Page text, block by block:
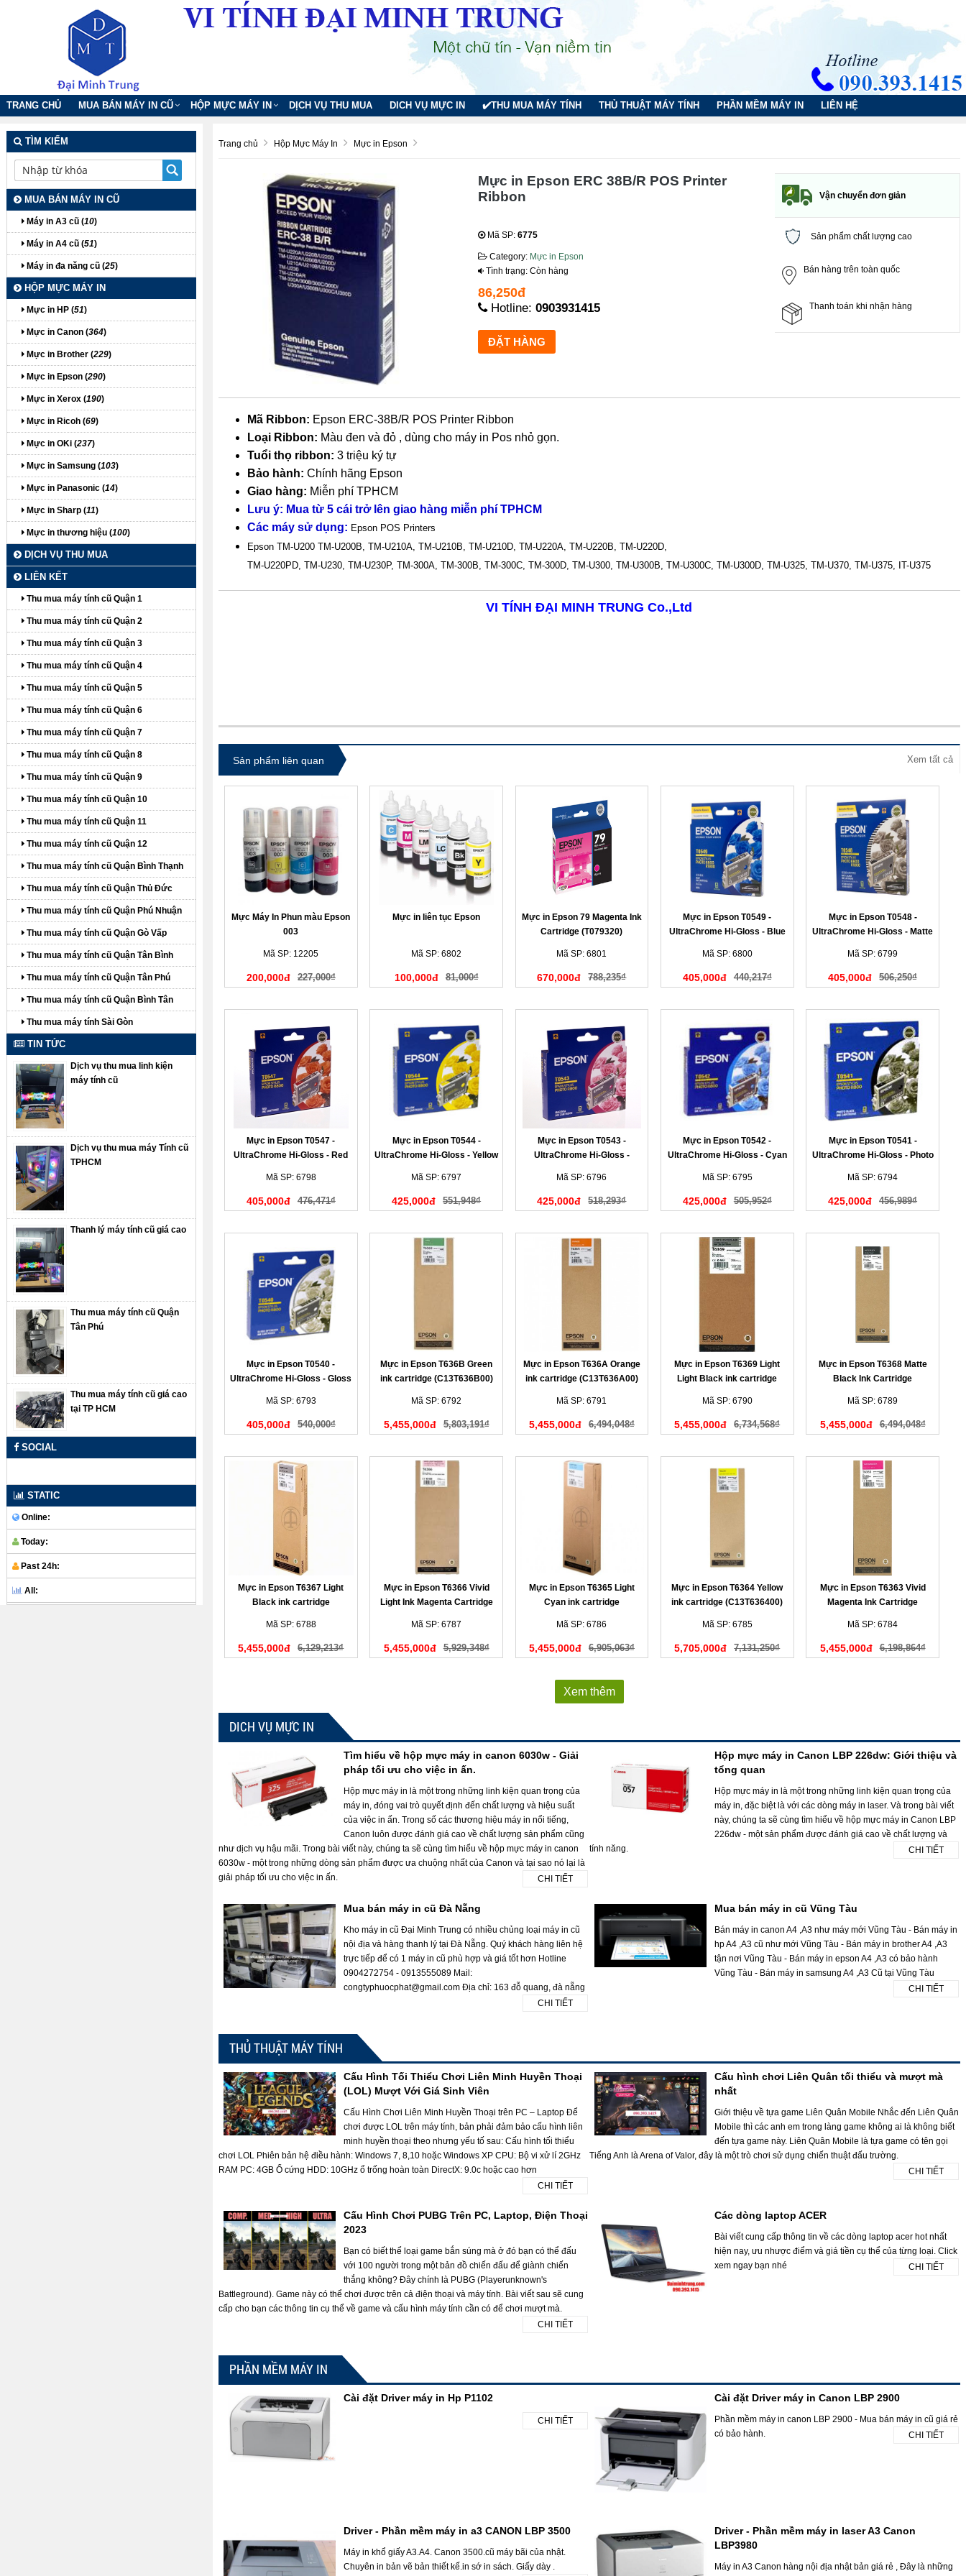
TRANG CHỦ MUA BÁN MÁY IN CŨ HỘP MỰC MÁY IN DỊCH VỤ THU MUA DICH VỤ MỰC IN ✔️THU MUA MÁY TÍNH THỦ THUẬT MÁY TÍNH PHẦN MỀM MÁY IN LIÊN HỆ
Trang chủ Hộp Mực Máy In Mực in Epson
Mực in Epson ERC 38B/R POS Printer
Ribbon
Mã SP: 6775
Category: Mực in Epson
Tình trạng: Còn hàng
86,250đ
Hotline: 0903931415
Vận chuyển đơn giản
Sản phẩm chất lượng cao
Bán hàng trên toàn quốc
Thanh toán khi nhận hàng
Mã Ribbon: Epson ERC-38B/R POS Printer Ribbon
Loại Ribbon: Màu đen và đỏ , dùng cho máy in Pos nhỏ gọn.
Tuổi thọ ribbon: 3 triệu ký tự
Bảo hành: Chính hãng Epson
Giao hàng: Miễn phí TPHCM
Lưu ý: Mua từ 5 cái trở lên giao hàng miễn phí TPHCM
Các máy sử dụng: Epson POS Printers
Epson TM-U200 TM-U200B, TM-U210A, TM-U210B, TM-U210D, TM-U220A, TM-U220B, TM-U220D,
TM-U220PD, TM-U230, TM-U230P, TM-300A, TM-300B, TM-300C, TM-300D, TM-U300, TM-U300B, TM-U300C, TM-U300D, TM-U325, TM-U370, TM-U375, IT-U375
VI TÍNH ĐẠI MINH TRUNG Co.,Ltd
Sản phẩm liên quan Xem tất cả
Mực Máy In Phun màu Epson
003
Mã SP: 12205
200,000đ 227,000₫
Mực in liên tục Epson
Mã SP: 6802
100,000đ 81,000₫
Mực in Epson 79 Magenta Ink
Cartridge (T079320)
Mã SP: 6801
670,000đ 788,235₫
Mực in Epson T0549 -
UltraChrome Hi-Gloss - Blue
Mã SP: 6800
405,000đ 440,217₫
Mực in Epson T0548 -
UltraChrome Hi-Gloss - Matte
Mã SP: 6799
405,000đ 506,250₫
Mực in Epson T0547 -
UltraChrome Hi-Gloss - Red
Mã SP: 6798
405,000đ 476,471₫
Mực in Epson T0544 -
UltraChrome Hi-Gloss - Yellow
Mã SP: 6797
425,000đ 551,948₫
Mực in Epson T0543 -
UltraChrome Hi-Gloss -
Mã SP: 6796
425,000đ 518,293₫
Mực in Epson T0542 -
UltraChrome Hi-Gloss - Cyan
Mã SP: 6795
425,000đ 505,952₫
Mực in Epson T0541 -
UltraChrome Hi-Gloss - Photo
Mã SP: 6794
425,000đ 456,989₫
Mực in Epson T0540 -
UltraChrome Hi-Gloss - Gloss
Mã SP: 6793
405,000đ 540,000₫
Mực in Epson T636B Green
ink cartridge (C13T636B00)
Mã SP: 6792
5,455,000đ 5,803,191₫
Mực in Epson T636A Orange
ink cartridge (C13T636A00)
Mã SP: 6791
5,455,000đ 6,494,048₫
Mực in Epson T6369 Light
Light Black ink cartridge
Mã SP: 6790
5,455,000đ 6,734,568₫
Mực in Epson T6368 Matte
Black Ink Cartridge
Mã SP: 6789
5,455,000đ 6,494,048₫
Mực in Epson T6367 Light
Black ink cartridge
Mã SP: 6788
5,455,000đ 6,129,213₫
Mực in Epson T6366 Vivid
Light Ink Magenta Cartridge
Mã SP: 6787
5,455,000đ 5,929,348₫
Mực in Epson T6365 Light
Cyan ink cartridge
Mã SP: 6786
5,455,000đ 6,905,063₫
Mực in Epson T6364 Yellow
ink cartridge (C13T636400)
Mã SP: 6785
5,705,000đ 7,131,250₫
Mực in Epson T6363 Vivid
Magenta Ink Cartridge
Mã SP: 6784
5,455,000đ 6,198,864₫
Xem thêm
DICH VỤ MỰC IN
Tìm hiểu về hộp mực máy in canon 6030w - Giải
pháp tối ưu cho việc in ấn.
Hộp mực máy in là một trong những linh kiện quan trọng của
máy in, đóng vai trò quyết định đến chất lượng và hiệu suất
của việc in ấn. Trong số các thương hiệu máy in nổi tiếng,
Canon luôn được đánh giá cao về chất lượng sản phẩm cũng
như dịch vụ hậu mãi. Trong bài viết này, chúng ta sẽ cùng tìm hiểu về hộp mực máy in canon
6030w - một trong những dòng sản phẩm được ưa chuộng nhất của Canon và tại sao nó lại là
giải pháp tối ưu cho việc in ấn.
CHI TIẾT
Hộp mực máy in Canon LBP 226dw: Giới thiệu và
tổng quan
Hộp mực máy in là một trong những linh kiện quan trọng của
máy in, đặc biệt là với các dòng máy in laser. Và trong bài viết
này, chúng ta sẽ cùng tìm hiểu về hộp mực máy in Canon LBP
226dw - một sản phẩm được đánh giá cao về chất lượng và
tính năng.
CHI TIẾT
Mua bán máy in cũ Đà Nẵng
Kho máy in cũ Đại Minh Trung có nhiều chủng loại máy in cũ
nội địa và hàng thanh lý tại Đà Nẵng. Quý khách hàng liên hệ
trực tiếp để có 1 máy in cũ phù hợp và giá tốt hơn Hotline
0904272754 - 0913555089 Mail:
congtyphuocphat@gmail.com Địa chỉ: 163 đỗ quang, đà nẵng
CHI TIẾT
Mua bán máy in cũ Vũng Tàu
Bán máy in canon A4 ,A3 như máy mới Vũng Tàu - Bán máy in
hp A4 ,A3 cũ như mới Vũng Tàu - Bán máy in brother A4 ,A3
tận nơi Vũng Tàu - Bán máy in epson A4 ,A3 có bảo hành
Vũng Tàu - Bán máy in samsung A4 ,A3 Cũ tại Vũng Tàu
CHI TIẾT
THỦ THUẬT MÁY TÍNH
Cấu Hình Tối Thiểu Chơi Liên Minh Huyền Thoại
(LOL) Mượt Với Giá Sinh Viên
Cấu Hình Chơi Liên Minh Huyền Thoại trên PC – Laptop Để
chơi được LOL trên máy tính, bản phải đảm bảo cấu hình liên
minh huyền thoại theo nhưng yếu tố sau: Cấu hình tối thiểu
chơi LOL Phiên bản hệ điều hành: Windows 7, 8,10 hoặc Windows XP CPU: Bộ vi xử lí 2GHz
RAM PC: 4GB Ổ cứng HDD: 10GHz ổ trống hoàn toàn DirectX: 9.0c hoặc cao hơn
CHI TIẾT
Cấu hình chơi Liên Quân tối thiểu và mượt mà
nhất
Giới thiệu về tựa game Liên Quân Mobile Nhắc đến Liên Quân
Mobile thì các anh em trong làng game không ai là không biết
đến tựa game này. Liên Quân Mobile là tựa game có tên gọi
Tiếng Anh là Arena of Valor, đây là một trò chơi sử dụng chiến thuật đấu trường.
CHI TIẾT
Cấu Hình Chơi PUBG Trên PC, Laptop, Điện Thoại
2023
Bạn có biết thể loại game bắn súng mà ở đó bạn có thể đấu
với 100 người trong một bản đồ chiến đấu để giành chiến
thắng không? Đây chính là PUBG (Playerunknown's
Battleground). Game này có thể chơi được trên cả điện thoại và máy tính. Bài viết sau sẽ cung
cấp cho bạn các thông tin cụ thể về game và cấu hình máy tính cần có để chơi mượt mà.
CHI TIẾT
Các dòng laptop ACER
Bài viết cung cấp thông tin về các dòng laptop acer hot nhất
hiện nay, ưu nhược điểm và giá tiền cụ thể của từng loại. Click
xem ngay bạn nhé
CHI TIẾT
PHẦN MỀM MÁY IN
Cài đặt Driver máy in Hp P1102
CHI TIẾT
Cài đặt Driver máy in Canon LBP 2900
Phần mềm máy in canon LBP 2900 - Mua bán máy in cũ giá rẻ
có bảo hành.
CHI TIẾT
Driver - Phần mềm máy in a3 CANON LBP 3500
Máy in khổ giấy A3.A4. Canon 3500.cũ máy bãi của nhật.
Chuyên in bản vẽ bản thiết kế.in sớ in sách. Giấy dày .
Driver - Phần mềm máy in laser A3 Canon
LBP3980
Máy in A3 Canon hàng nội địa nhật bản giá rẻ , Đây là những
TÌM KIẾM
MUA BÁN MÁY IN CŨ
Máy in A3 cũ (10)
Máy in A4 cũ (51)
Máy in đa năng cũ (25)
HỘP MỰC MÁY IN
Mực in HP (51)
Mực in Canon (364)
Mực in Brother (229)
Mực in Epson (290)
Mực in Xerox (190)
Mực in Ricoh (69)
Mực in OKi (237)
Mực in Samsung (103)
Mực in Panasonic (14)
Mực in Sharp (11)
Mực in thương hiệu (100)
DỊCH VỤ THU MUA
LIÊN KẾT
Thu mua máy tính cũ Quận 1
Thu mua máy tính cũ Quận 2
Thu mua máy tính cũ Quận 3
Thu mua máy tính cũ Quận 4
Thu mua máy tính cũ Quận 5
Thu mua máy tính cũ Quận 6
Thu mua máy tính cũ Quận 7
Thu mua máy tính cũ Quận 8
Thu mua máy tính cũ Quận 9
Thu mua máy tính cũ Quận 10
Thu mua máy tính cũ Quận 11
Thu mua máy tính cũ Quận 12
Thu mua máy tính cũ Quận Bình Thạnh
Thu mua máy tính cũ Quận Thủ Đức
Thu mua máy tính cũ Quận Phú Nhuận
Thu mua máy tính cũ Quận Gò Vấp
Thu mua máy tính cũ Quận Tân Bình
Thu mua máy tính cũ Quận Tân Phú
Thu mua máy tính cũ Quận Bình Tân
Thu mua máy tính Sài Gòn
TIN TỨC
Dịch vụ thu mua linh kiện
máy tính cũ
Dịch vụ thu mua máy Tính cũ
TPHCM
Thanh lý máy tính cũ giá cao
Thu mua máy tính cũ Quận
Tân Phú
Thu mua máy tính cũ giá cao
tại TP HCM
SOCIAL
STATIC
Online:
Today:
Past 24h:
All: